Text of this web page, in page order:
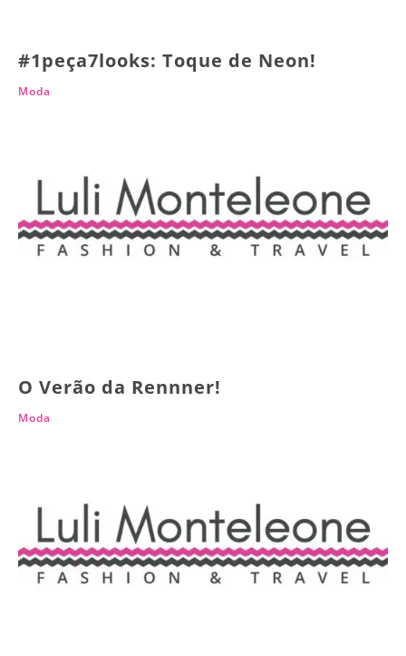
#1peça7looks: Toque de Neon!
Moda
O Verão da Rennner!
Moda